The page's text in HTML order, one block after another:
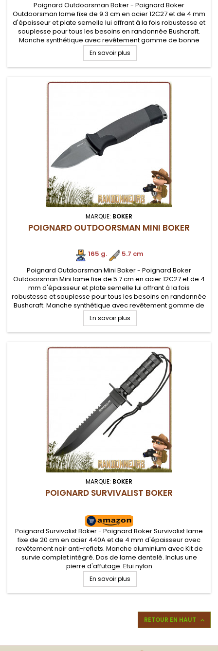
Poignard Outdoorsman Boker - Poignard Boker
Outdoorsman lame fixe de 9.3 cm en acier 12C27 et de 4 mm
d'épaisseur et plate semelle lui offrant à la fois robustesse et
souplesse pour tous les besoins en randonnée Bushcraft.
Manche synthétique avec revêtement gomme de bonne
prises en mains. Etui de type Cordura
En savoir plus
MARQUE: BOKER
POIGNARD OUTDOORSMAN MINI BOKER
165 g.
5.7 cm
Poignard Outdoorsman Mini Boker - Poignard Boker
Outdoorsman Mini lame fixe de 5.7 cm en acier 12C27 et de 4
mm d'épaisseur et plate semelle lui offrant à la fois
robustesse et souplesse pour tous les besoins en randonnée
Bushcraft. Manche synthétique avec revêtement gomme de
bonne prises en mains. Etui Nylon. EDITION LIMITEE
En savoir plus
MARQUE: BOKER
POIGNARD SURVIVALIST BOKER
Poignard Survivalist Boker - Poignard Boker Survivalist lame
fixe de 20 cm en acier 440A et de 4 mm d'épaisseur avec
revêtement noir anti-reflets. Manche aluminium avec Kit de
survie complet intégré. Dos de lame dentelé. Inclus une
pierre d'affutage. Etui nylon
En savoir plus
RETOUR EN HAUT 